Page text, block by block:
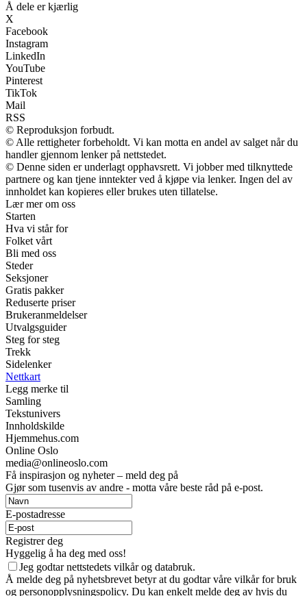
Å dele er kjærlig
X
Facebook
Instagram
LinkedIn
YouTube
Pinterest
TikTok
Mail
RSS
© Reproduksjon forbudt.
© Alle rettigheter forbeholdt. Vi kan motta en andel av salget når du
handler gjennom lenker på nettstedet.
© Denne siden er underlagt opphavsrett. Vi jobber med tilknyttede
partnere og kan tjene inntekter ved å kjøpe via lenker. Ingen del av
innholdet kan kopieres eller brukes uten tillatelse.
Lær mer om oss
Starten
Hva vi står for
Folket vårt
Bli med oss
Steder
Seksjoner
Gratis pakker
Reduserte priser
Brukeranmeldelser
Utvalgsguider
Steg for steg
Trekk
Sidelenker
Nettkart
Legg merke til
Samling
Tekstunivers
Innholdskilde
Hjemmehus.com
Online Oslo
media@onlineoslo.com
Få inspirasjon og nyheter – meld deg på
Gjør som tusenvis av andre - motta våre beste råd på e-post.
E-postadresse
Registrer deg
Hyggelig å ha deg med oss!
Jeg godtar nettstedets vilkår og databruk.
Å melde deg på nyhetsbrevet betyr at du godtar våre vilkår for bruk
og personopplysningspolicy. Du kan enkelt melde deg av hvis du